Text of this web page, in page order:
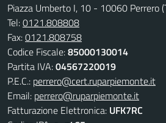
Piazza Umberto I, 10 - 10060 Perrero
Tel:0121.808808
Fax:0121.808758
Codice Fiscale:85000130014
Partita IVA:04567220019
P.E.C.: perrero@cert.ruparpiemonte.it
Email: perrero@ruparpiemonte.it
Fatturazione Elettronica: UFK7RC